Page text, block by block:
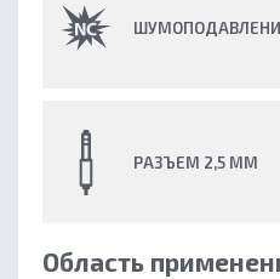
РАЗЪЕМ 2,5 ММ
Область